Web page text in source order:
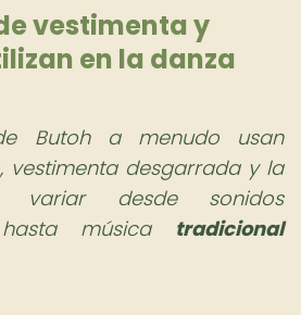
vestimenta y
en la danza
Butoh a menudo usan
vestimenta desgarrada y la
variar desde sonidos
hasta música tradicional